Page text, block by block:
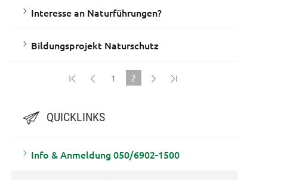
Interesse an Naturführungen?
Bildungsprojekt Naturschutz
1
2
QUICKLINKS
Info & Anmeldung 050/6902-1500